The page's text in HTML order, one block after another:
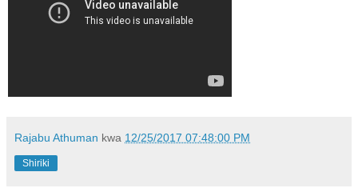
Rajabu Athuman kwa 12/25/2017 07:48:00 PM
Shiriki